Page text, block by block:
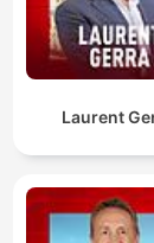
Laurent